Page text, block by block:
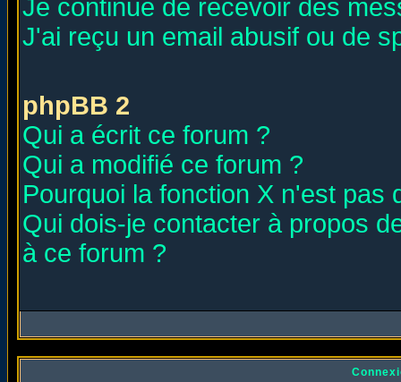
Je continue de recevoir des
J'ai reçu un email abusif ou de
phpBB 2
Qui a écrit ce forum ?
Qui a modifié ce forum ?
Pourquoi la fonction X n'est pas
Qui dois-je contacter à propos
à ce forum ?